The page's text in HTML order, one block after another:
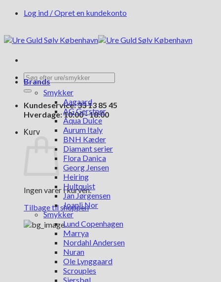
FortsætLog ind / Opret en kundekonto
Søg
efter:
Kundeservice: 33 13 85 45
Hverdage: 10:00 - 18:00
Kurv
Ingen varer i kurven.
Tilbage til shoppen
Brands
Smykker
Aagaard
AG Gerstner
Aqua Dulce
Aurum Italy
BNH Kæder
Diamant serier
Flora Danica
Georg Jensen
Heiring
Hultquist
Jan Jørgensen
Joanli Nor
Smykker
Lund Copenhagen
Marrya
Nordahl Andersen
Nuran
Ole Lynggaard
Scrouples
Siersbøl